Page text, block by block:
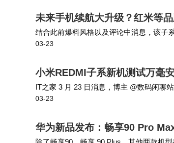
未来手机续航大升级？红米等
结合此前爆料风格以及评论中消息，该子
Ah电池，而9020mAh的iQOO Z11系列已
03-23
小米REDMI子系新机测试万毫
IT之家 3 月 23 日消息，博主 @数码闲聊
亿像素影像，从文中暗示及评论区讨论来
03-23
华为新品发布：畅享90 Pro